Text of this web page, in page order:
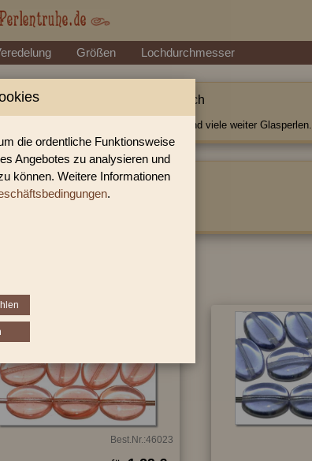
Größen Lochdurchmesser
für gedrückte Perlen Oliven flach
zahlreich gedrückte Perlen Oliven flach und viele weiter Glasperlen.
sich in folgender Kategorie:
Perlen|Oliven
Best.Nr.:46023
die ordentliche Funktionsweise
Angebotes zu analysieren und
können. Weitere Informationen
.